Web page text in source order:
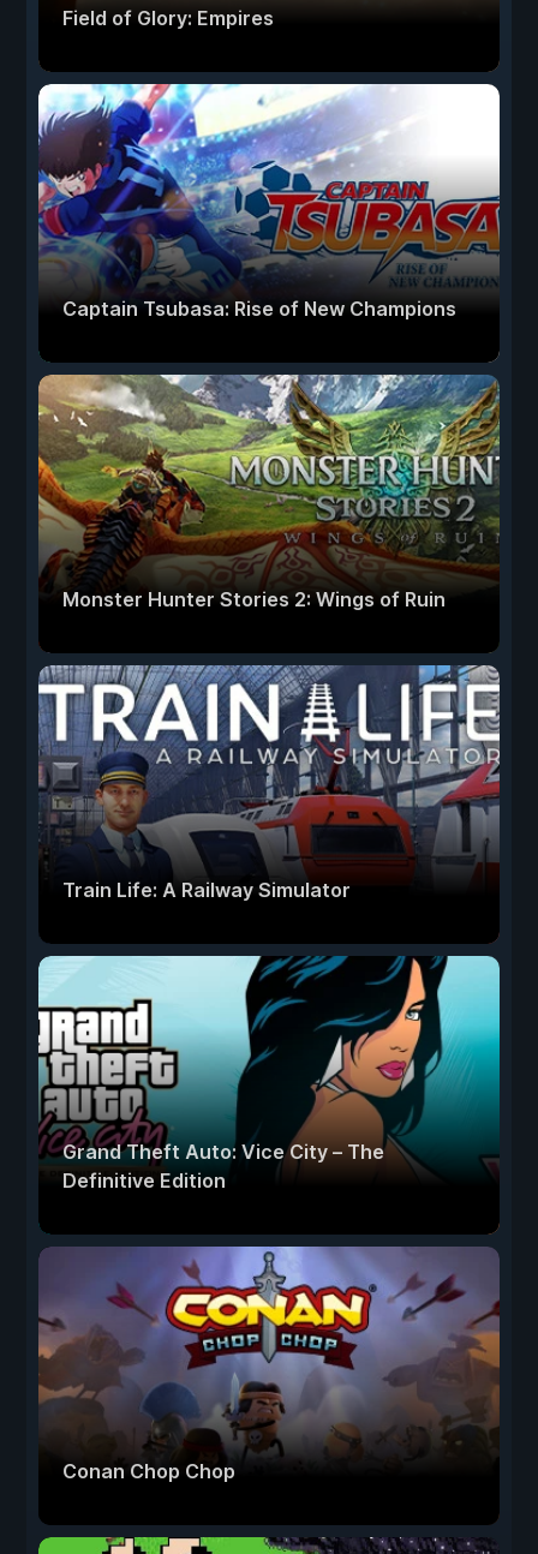
Field of Glory: Empires
Captain Tsubasa: Rise of New Champions
Monster Hunter Stories 2: Wings of Ruin
Train Life: A Railway Simulator
Grand Theft Auto: Vice City – The
Definitive Edition
Conan Chop Chop